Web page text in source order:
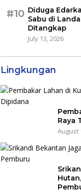
#10 Diduga
Sabu di
Ditangkap
July 13, 2026
Lingkungan
Raya
August